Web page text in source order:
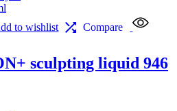
to wishlist Compare
sculpting liquid 946